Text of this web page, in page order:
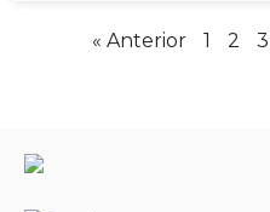
« Anterior 1 2 3